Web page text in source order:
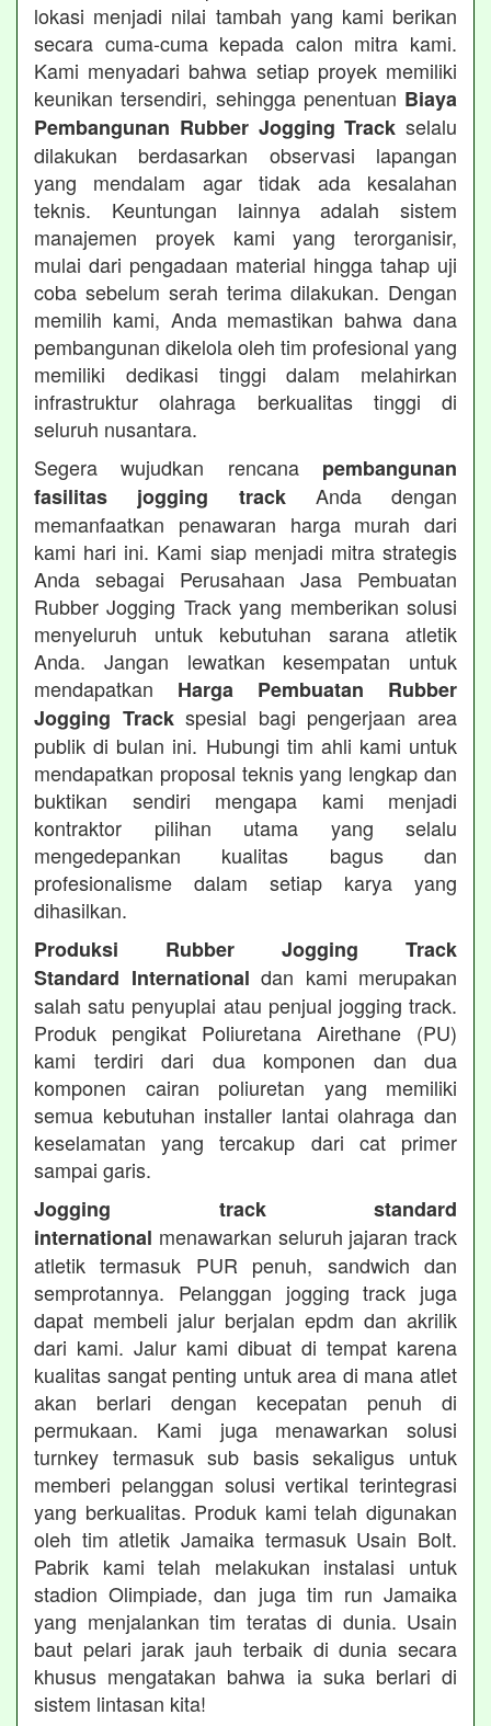
lokasi menjadi nilai tambah yang kami berikan
secara cuma-cuma kepada calon mitra kami.
Kami menyadari bahwa setiap proyek memiliki
keunikan tersendiri, sehingga penentuan Biaya
Pembangunan Rubber Jogging Track selalu
dilakukan berdasarkan observasi lapangan
yang mendalam agar tidak ada kesalahan
teknis. Keuntungan lainnya adalah sistem
manajemen proyek kami yang terorganisir,
mulai dari pengadaan material hingga tahap uji
coba sebelum serah terima dilakukan. Dengan
memilih kami, Anda memastikan bahwa dana
pembangunan dikelola oleh tim profesional yang
memiliki dedikasi tinggi dalam melahirkan
infrastruktur olahraga berkualitas tinggi di
seluruh nusantara.
Segera wujudkan rencana pembangunan
fasilitas jogging trackAnda dengan
memanfaatkan penawaran harga murah dari
kami hari ini. Kami siap menjadi mitra strategis
Anda sebagai Perusahaan Jasa Pembuatan
Rubber Jogging Track yang memberikan solusi
menyeluruh untuk kebutuhan sarana atletik
Anda. Jangan lewatkan kesempatan untuk
mendapatkan Harga Pembuatan Rubber
Jogging Trackspesial bagi pengerjaan area
publik di bulan ini. Hubungi tim ahli kami untuk
mendapatkan proposal teknis yang lengkap dan
buktikan sendiri mengapa kami menjadi
kontraktor pilihan utama yang selalu
mengedepankan kualitas bagus dan
profesionalisme dalam setiap karya yang
dihasilkan.
Produksi Rubber Jogging Track
Standard International dan kami merupakan
salah satu penyuplai atau penjual jogging track.
Produk pengikat Poliuretana Airethane (PU)
kami terdiri dari dua komponen dan dua
komponen cairan poliuretan yang memiliki
semua kebutuhan installer lantai olahraga dan
keselamatan yang tercakup dari cat primer
sampai garis.
Jogging track standard
international menawarkan seluruh jajaran track
atletik termasuk PUR penuh, sandwich dan
semprotannya. Pelanggan jogging track juga
dapat membeli jalur berjalan epdm dan akrilik
dari kami. Jalur kami dibuat di tempat karena
kualitas sangat penting untuk area di mana atlet
akan berlari dengan kecepatan penuh di
permukaan. Kami juga menawarkan solusi
turnkey termasuk sub basis sekaligus untuk
memberi pelanggan solusi vertikal terintegrasi
yang berkualitas. Produk kami telah digunakan
oleh tim atletik Jamaika termasuk Usain Bolt.
Pabrik kami telah melakukan instalasi untuk
stadion Olimpiade, dan juga tim run Jamaika
yang menjalankan tim teratas di dunia. Usain
baut pelari jarak jauh terbaik di dunia secara
khusus mengatakan bahwa ia suka berlari di
sistem lintasan kita!